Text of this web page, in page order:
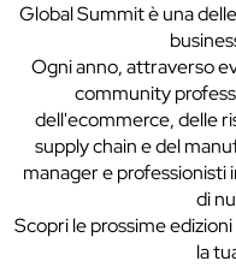
Global Summit è una
Ogni anno, attraverso
community
dell'ecommerce, delle
supply chain e del
manager e professionisti
di
Scopri le prossime
la